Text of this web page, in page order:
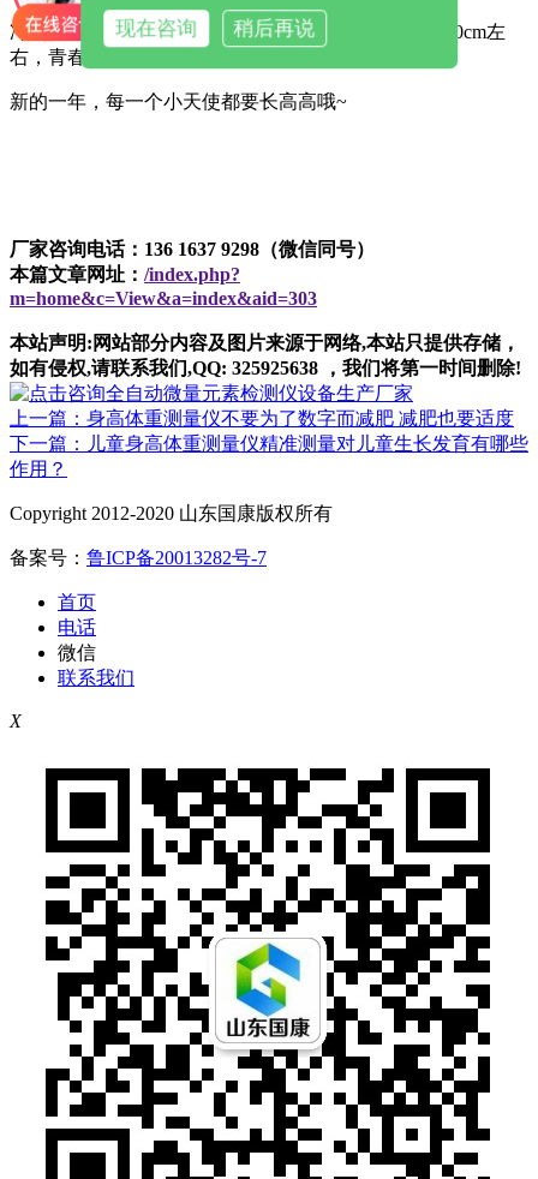
冲刺阶段(10～16岁)：青春期的生长速度一般在每年10cm左
右，青春期突增的长度因儿童的不同而不同。
新的一年，每一个小天使都要长高高哦~
厂家咨询电话：136 1637 9298（微信同号）
本篇文章网址： /index.php?
m=home&c=View&a=index&aid=303
本站声明:网站部分内容及图片来源于网络,本站只提供存储，
如有侵权,请联系我们,QQ: 325925638 ，我们将第一时间删除!
上一篇：身高体重测量仪不要为了数字而减肥 减肥也要适度
下一篇：儿童身高体重测量仪精准测量对儿童生长发育有哪些
作用？
Copyright 2012-2020 山东国康版权所有
备案号： 鲁ICP备20013282号-7
首页
电话
微信
联系我们
X
现在咨询 稍后再说